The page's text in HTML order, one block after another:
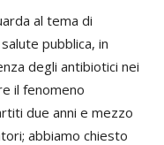
al tema di
pubblica, in
degli antibiotici nei
il fenomeno
due anni e mezzo
abbiamo chiesto